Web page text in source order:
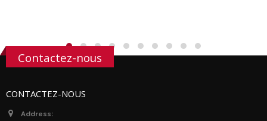
Contactez-nous
CONTACTEZ-NOUS
Address: